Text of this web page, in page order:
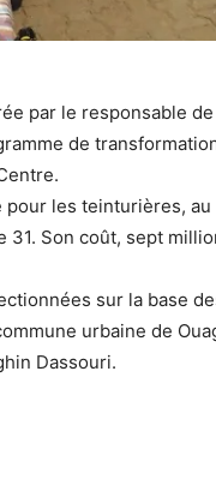
par le responsable
de
pour les teinturières,
31. Son coût, sept
sur la base
urbaine de
Dassouri.